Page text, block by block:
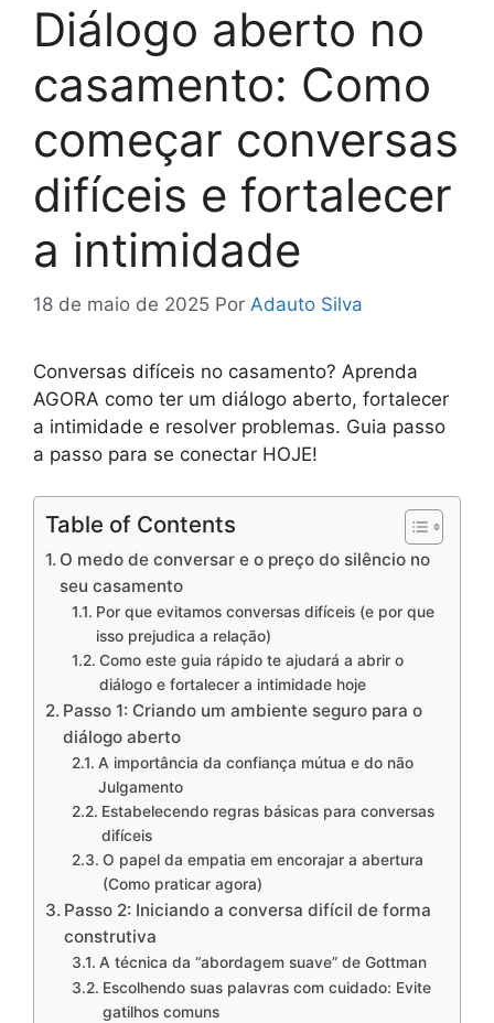
Diálogo aberto no
casamento: Como
começar conversas
difíceis e fortalecer
a intimidade
18 de maio de 2025 Por Adauto Silva
Conversas difíceis no casamento? Aprenda
AGORA como ter um diálogo aberto, fortalecer
a intimidade e resolver problemas. Guia passo
a passo para se conectar HOJE!
Table of Contents
O medo de conversar e o preço do silêncio no
seu casamento
Por que evitamos conversas difíceis (e por que
isso prejudica a relação)
Como este guia rápido te ajudará a abrir o
diálogo e fortalecer a intimidade hoje
Passo 1: Criando um ambiente seguro para o
diálogo aberto
A importância da confiança mútua e do não
Julgamento
Estabelecendo regras básicas para conversas
difíceis
O papel da empatia em encorajar a abertura
(Como praticar agora)
Passo 2: Iniciando a conversa difícil de forma
construtiva
A técnica da “abordagem suave” de Gottman
Escolhendo suas palavras com cuidado: Evite
gatilhos comuns